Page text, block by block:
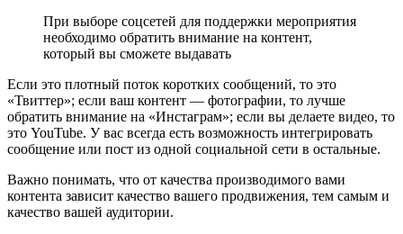
При выборе соцсетей для поддержки мероприятия
необходимо обратить внимание на контент,
который вы сможете выдавать
Если это плотный поток коротких сообщений, то это
«Твиттер»; если ваш контент — фотографии, то лучше
обратить внимание на «Инстаграм»; если вы делаете видео, то
это YouTube. У вас всегда есть возможность интегрировать
сообщение или пост из одной социальной сети в остальные.
Важно понимать, что от качества производимого вами
контента зависит качество вашего продвижения, тем самым и
качество вашей аудитории.